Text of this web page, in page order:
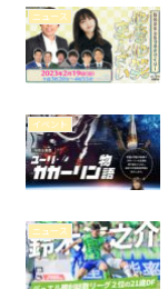
ニュース
イベント
ニュース